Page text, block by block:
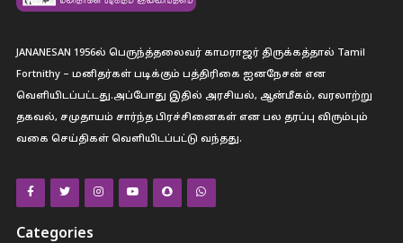
JANANESAN 1956ல் பெருந்த்தலைவர் காமராஜர் திருக்கத்தால் Tamil
Fortnithy – மனிதர்கள் படிக்கும் பத்திரிகை ஐனநேசன் என
வெளியிடப்பட்டது.அப்போது இதில் அரசியல், ஆன்மீகம், வரலாற்று
தகவல், சமுதாயம் சார்ந்த பிரச்சினைகள் என பல தரப்பு விரும்பும்
வகை செய்திகள் வெளியிடப்பட்டு வந்தது.
Categories